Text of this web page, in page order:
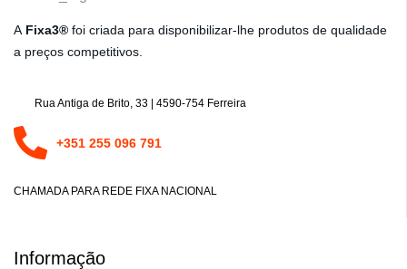
A Fixa3® foi criada para disponibilizar-lhe produtos de qualidade
a preços competitivos.
Rua Antiga de Brito, 33 | 4590-754 Ferreira
+351 255 096 791
CHAMADA PARA REDE FIXA NACIONAL
Informação